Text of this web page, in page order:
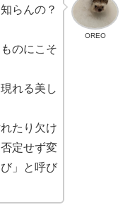
OREO
らんの？
のにこそ
れる美し
たり欠け
定せず変
」と呼び